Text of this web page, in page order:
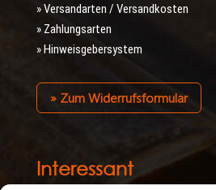
» Versandarten / Versandkosten
» Zahlungsarten
» Hinweisgebersystem
» Zum Widerrufsformular
Interessant